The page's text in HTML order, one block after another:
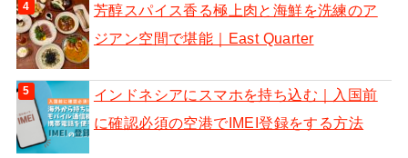
芳醇スパイス香る極上肉と海鮮を洗練のア
ジアン空間で堪能｜East Quarter
インドネシアにスマホを持ち込む｜入国前
に確認必須の空港でIMEI登録をする方法